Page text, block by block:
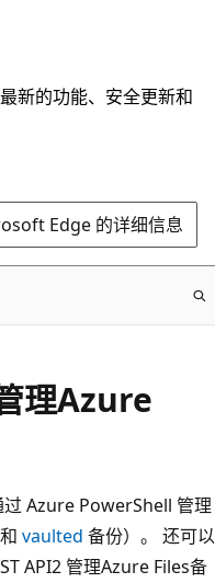
新的功能、安全更新和
Edge 的详细信息
理Azure
Azure PowerShell 管理
和 vaulted 备份）。 还可以
API2 管理Azure Files备